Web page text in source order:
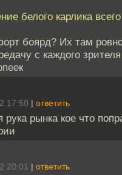
белого карлика всего
боярд? Их там
с каждого
17:50 | ответить
рынка кое что
20:01 | ответить